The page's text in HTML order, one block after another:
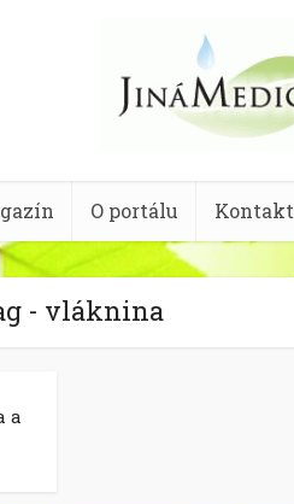
O portálu Kontakt
- vláknina
a